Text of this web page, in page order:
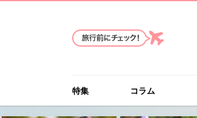
特集 コラム